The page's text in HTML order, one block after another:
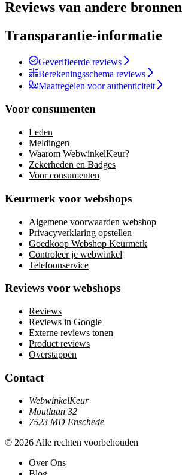
Reviews van andere bronnen
Transparantie-informatie
Geverifieerde reviews
Berekeningsschema reviews
Maatregelen voor authenticiteit
Voor consumenten
Leden
Meldingen
Waarom WebwinkelKeur?
Zekerheden en Badges
Voor consumenten
Keurmerk voor webshops
Algemene voorwaarden webshop
Privacyverklaring opstellen
Goedkoop Webshop Keurmerk
Controleer je webwinkel
Telefoonservice
Reviews voor webshops
Reviews
Reviews in Google
Externe reviews tonen
Product reviews
Overstappen
Contact
WebwinkelKeur
Moutlaan 32
7523 MD Enschede
© 2026 Alle rechten voorbehouden
Over Ons